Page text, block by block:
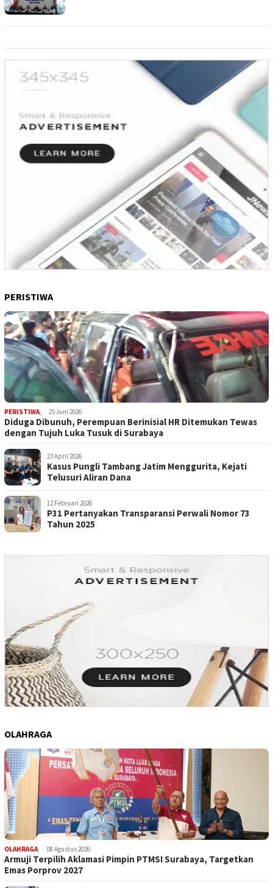
PERISTIWA
PERISTIWA 25 Juni 2026
Diduga Dibunuh, Perempuan Berinisial HR Ditemukan Tewas
dengan Tujuh Luka Tusuk di Surabaya
23 April 2026
Kasus Pungli Tambang Jatim Menggurita, Kejati
Telusuri Aliran Dana
12 Februari 2026
P31 Pertanyakan Transparansi Perwali Nomor 73
Tahun 2025
OLAHRAGA
OLAHRAGA 08 Agustus 2026
Armuji Terpilih Aklamasi Pimpin PTMSI Surabaya, Targetkan
Emas Porprov 2027